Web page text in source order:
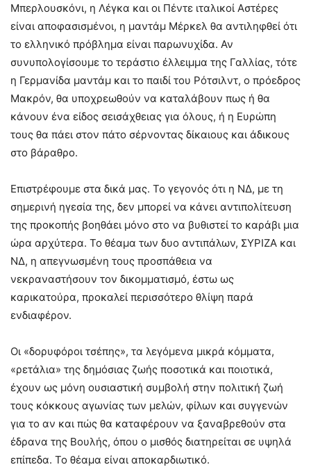
Μπερλουσκόνι, η Λέγκα και οι Πέντε ιταλικοί Αστέρες
είναι αποφασισμένοι, η μαντάμ Μέρκελ θα αντιληφθεί ότι
το ελληνικό πρόβλημα είναι παρωνυχίδα. Αν
συνυπολογίσουμε το τεράστιο έλλειμμα της Γαλλίας, τότε
η Γερμανίδα μαντάμ και το παιδί του Ρότσιλντ, ο πρόεδρος
Μακρόν, θα υποχρεωθούν να καταλάβουν πως ή θα
κάνουν ένα είδος σεισάχθειας για όλους, ή η Ευρώπη
τους θα πάει στον πάτο σέρνοντας δίκαιους και άδικους
στο βάραθρο.
Επιστρέφουμε στα δικά μας. Το γεγονός ότι η ΝΔ, με τη
σημερινή ηγεσία της, δεν μπορεί να κάνει αντιπολίτευση
της προκοπής βοηθάει μόνο στο να βυθιστεί το καράβι μια
ώρα αρχύτερα. Το θέαμα των δυο αντιπάλων, ΣΥΡΙΖΑ και
ΝΔ, η απεγνωσμένη τους προσπάθεια να
νεκραναστήσουν τον δικομματισμό, έστω ως
καρικατούρα, προκαλεί περισσότερο θλίψη παρά
ενδιαφέρον.
Οι «δορυφόροι τσέπης», τα λεγόμενα μικρά κόμματα,
«ρετάλια» της δημόσιας ζωής ποσοτικά και ποιοτικά,
έχουν ως μόνη ουσιαστική συμβολή στην πολιτική ζωή
τους κόκκους αγωνίας των μελών, φίλων και συγγενών
για το αν και πώς θα καταφέρουν να ξαναβρεθούν στα
έδρανα της Βουλής, όπου ο μισθός διατηρείται σε υψηλά
επίπεδα. Το θέαμα είναι αποκαρδιωτικό.